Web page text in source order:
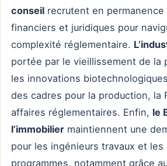
conseil recrutent en
financiers et juridiques pour
complexité réglementaire.
portée par le vieillissement de la
les innovations
des cadres pour la production, la
affaires réglementaires. Enfin, le
l’immobilier maintiennent une
pour les ingénieurs travaux et
programmes, notamment grâce